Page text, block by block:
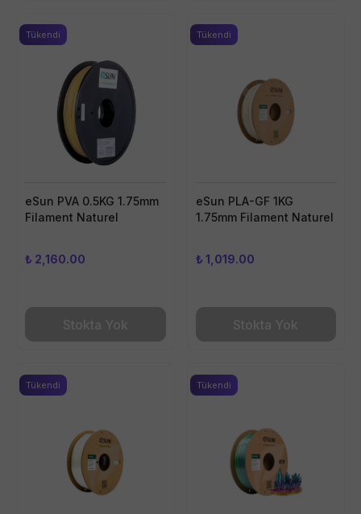
eSun PVA 0.5KG 1.75mm
Filament Naturel
Tükendi
₺ 2,160.00
Stokta Yok
eSun PLA-GF 1KG
1.75mm Filament Naturel
Tükendi
₺ 1,019.00
Stokta Yok
Tükendi Tükendi